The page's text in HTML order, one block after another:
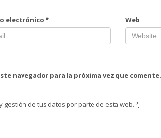
electrónico* Web
navegador para la próxima vez que comente.
gestión de tus datos por parte de esta web. *